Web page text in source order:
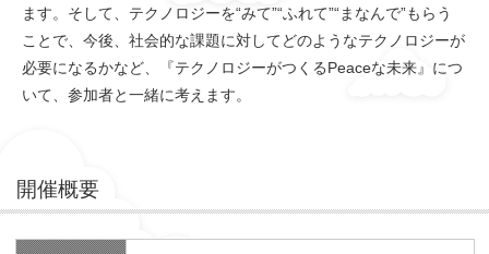
ます。そして、テクノロジーを“みて”“ふれて”“まなんで”もらう
ことで、今後、社会的な課題に対してどのようなテクノロジーが
必要になるかなど、『テクノロジーがつくるPeaceな未来』につ
いて、参加者と一緒に考えます。
開催概要